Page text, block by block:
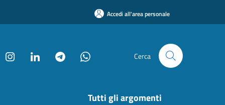
Accedi all'area personale
Cerca
Tutti gli argomenti